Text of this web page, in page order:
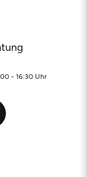
- 16:30 Uhr